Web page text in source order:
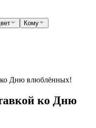
Кому
ко Дню влюблённых!
ко Дню